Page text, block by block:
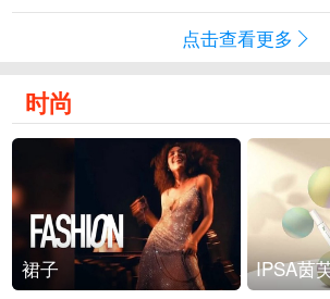
点击查看更多
时尚
裙子